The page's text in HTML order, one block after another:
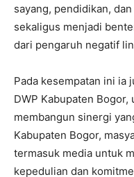
sayang, pendidikan,
sekaligus menjadi
dari pengaruh negatif
Pada kesempatan ini ia
DWP Kabupaten
membangun sinergi
Kabupaten Bogor,
termasuk media untuk
kepedulian dan